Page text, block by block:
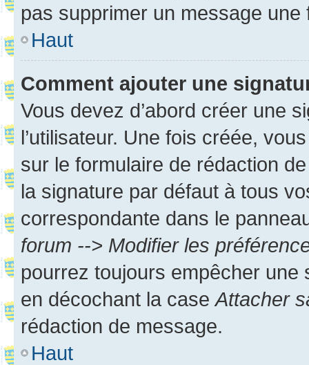
pas supprimer un message une
Haut
Comment ajouter une
Vous devez d’abord créer une
l’utilisateur. Une fois créée,
sur le formulaire de rédaction
la signature par défaut à tous
correspondante dans le
forum --> Modifier les
pourrez toujours empêcher une
en décochant la case Attacher
rédaction de message.
Haut